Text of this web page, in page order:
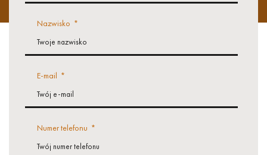
Nazwisko *
E-mail *
Numer telefonu *